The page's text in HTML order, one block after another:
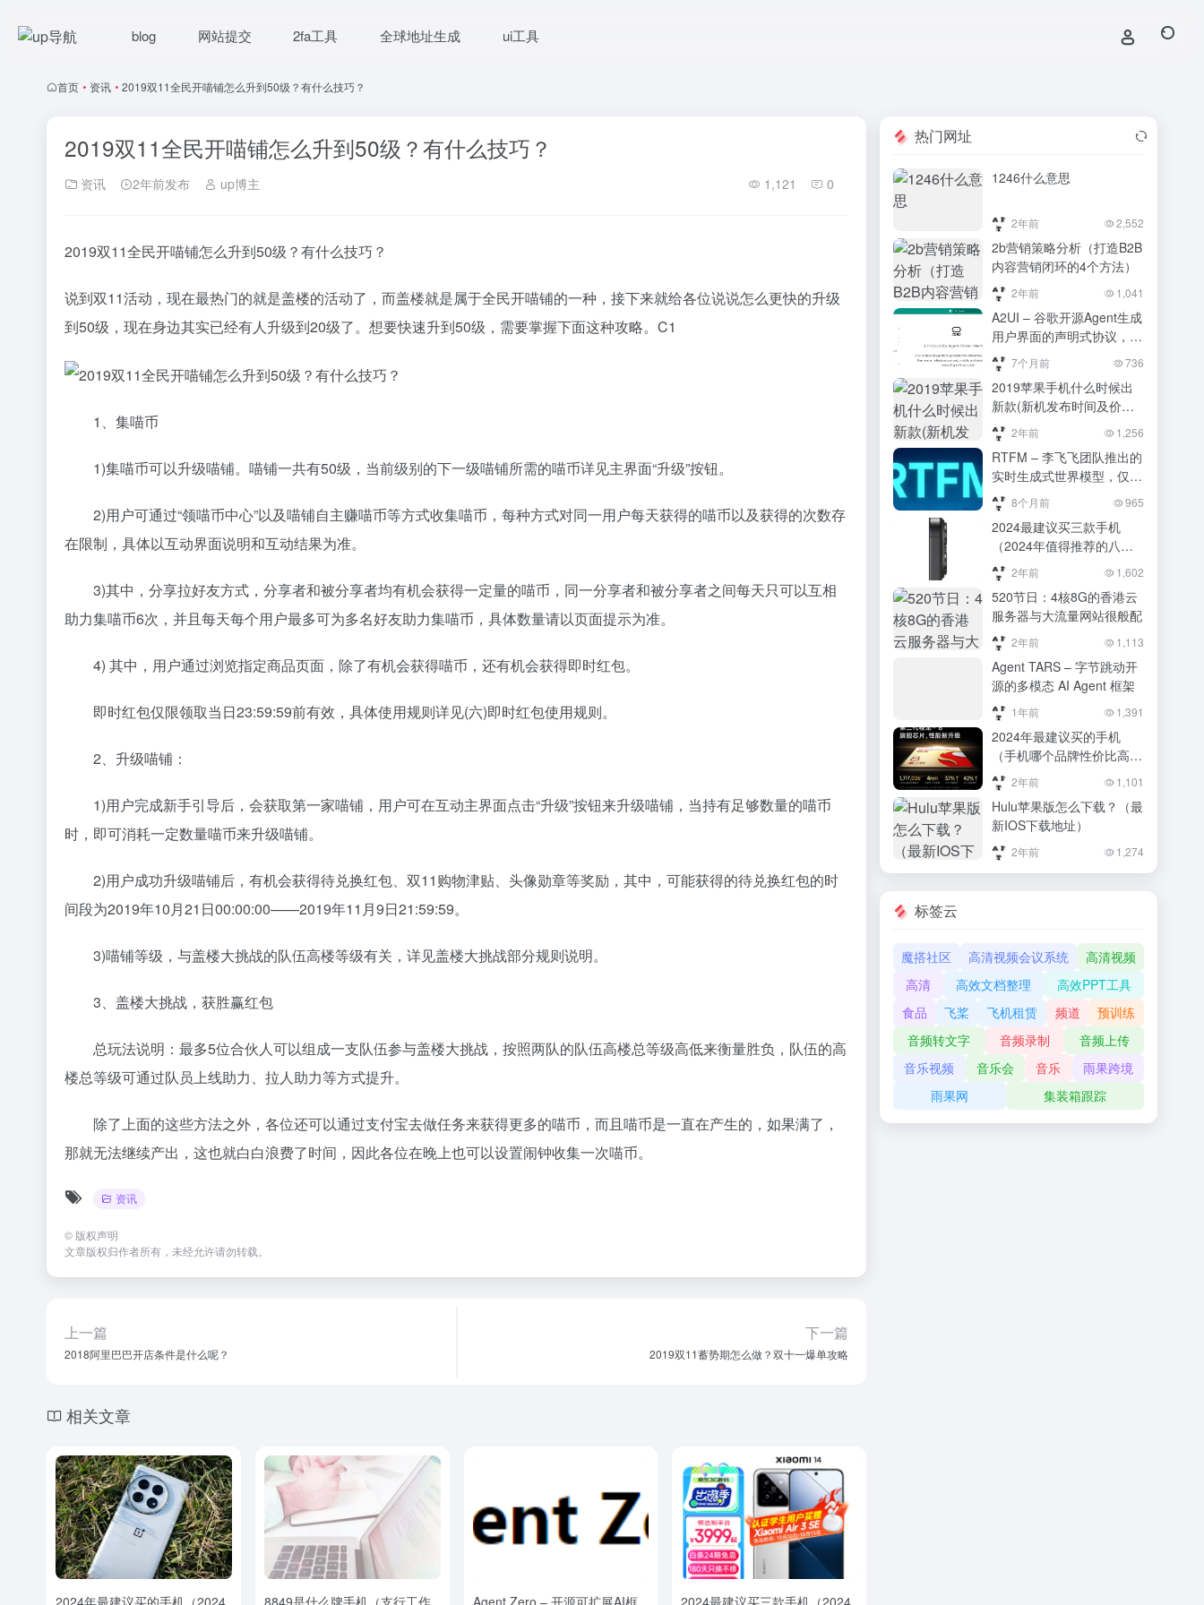
blog 网站提交 2fa工具 全球地址生成 ui工具
首页 • 资讯 • 2019双11全民开喵铺怎么升到50级？有什么技巧？
2019双11全民开喵铺怎么升到50级？有什么技巧？
资讯 2年前发布 up博主 1,121 0
2019双11全民开喵铺怎么升到50级？有什么技巧？
说到双11活动，现在最热门的就是盖楼的活动了，而盖楼就是属于全民开喵铺的一种，接下来就给各位说说怎么更快的升级
到50级，现在身边其实已经有人升级到20级了。想要快速升到50级，需要掌握下面这种攻略。C1
1、集喵币
1)集喵币可以升级喵铺。喵铺一共有50级，当前级别的下一级喵铺所需的喵币详见主界面“升级”按钮。
2)用户可通过“领喵币中心”以及喵铺自主赚喵币等方式收集喵币，每种方式对同一用户每天获得的喵币以及获得的次数存
在限制，具体以互动界面说明和互动结果为准。
3)其中，分享拉好友方式，分享者和被分享者均有机会获得一定量的喵币，同一分享者和被分享者之间每天只可以互相
助力集喵币6次，并且每天每个用户最多可为多名好友助力集喵币，具体数量请以页面提示为准。
4) 其中，用户通过浏览指定商品页面，除了有机会获得喵币，还有机会获得即时红包。
即时红包仅限领取当日23:59:59前有效，具体使用规则详见(六)即时红包使用规则。
2、升级喵铺：
1)用户完成新手引导后，会获取第一家喵铺，用户可在互动主界面点击“升级”按钮来升级喵铺，当持有足够数量的喵币
时，即可消耗一定数量喵币来升级喵铺。
2)用户成功升级喵铺后，有机会获得待兑换红包、双11购物津贴、头像勋章等奖励，其中，可能获得的待兑换红包的时
间段为2019年10月21日00:00:00——2019年11月9日21:59:59。
3)喵铺等级，与盖楼大挑战的队伍高楼等级有关，详见盖楼大挑战部分规则说明。
3、盖楼大挑战，获胜赢红包
总玩法说明：最多5位合伙人可以组成一支队伍参与盖楼大挑战，按照两队的队伍高楼总等级高低来衡量胜负，队伍的高
楼总等级可通过队员上线助力、拉人助力等方式提升。
除了上面的这些方法之外，各位还可以通过支付宝去做任务来获得更多的喵币，而且喵币是一直在产生的，如果满了，
那就无法继续产出，这也就白白浪费了时间，因此各位在晚上也可以设置闹钟收集一次喵币。
资讯
© 版权声明
文章版权归作者所有，未经允许请勿转载。
上一篇
2018阿里巴巴开店条件是什么呢？
下一篇
2019双11蓄势期怎么做？双十一爆单攻略
相关文章
2024年最建议买的手机（2024 8849是什么牌手机（支行工作 Agent Zero – 开源可扩展AI框 2024最建议买三款手机（2024
热门网址
1246什么意思
2年前 2,552
2b营销策略分析（打造B2B
内容营销闭环的4个方法）
2年前 1,041
A2UI – 谷歌开源Agent生成
用户界面的声明式协议，支
持定制化
7个月前 736
2019苹果手机什么时候出
新款(新机发布时间及价格
公布)2年前 1,256
RTFM – 李飞飞团队推出的
实时生成式世界模型，仅需
单块H100 GPU可实现交互
式体验
8个月前 965
2024最建议买三款手机
（2024年值得推荐的八款
旗舰手机排行榜）2024年
值得推荐的八款旗舰手机排
行榜
2年前 1,602
520节日：4核8G的香港云
服务器与大流量网站很般配
2年前 1,113
Agent TARS – 字节跳动开
源的多模态 AI Agent 框架
1年前 1,391
2024年最建议买的手机
（手机哪个品牌性价比高？
2024年推荐的9款热销机型
盘点）手机哪个品牌性价比
高？2024年推荐的9款热销
机型盘点
2年前 1,101
Hulu苹果版怎么下载？（最
新IOS下载地址）
2年前 1,274
标签云
魔搭社区 高清视频会议系统
高清视频
高清
高效文档整理
高效PPT工具
食品
飞桨 飞机租赁 频道
预训练
音频转文字
音频录制
音频上传
音乐视频
音乐会 音乐
雨果跨境
雨果网
集装箱跟踪